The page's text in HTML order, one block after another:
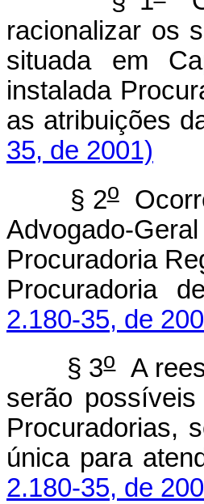
racionalizar os
situada em
instalada
as atribuições
35, de 2001)
§ 2o
Advogado-
Procuradoria
Procuradoria
2.180-35, de
§ 3oA
serão
Procuradorias,
única para
2.180-35, de